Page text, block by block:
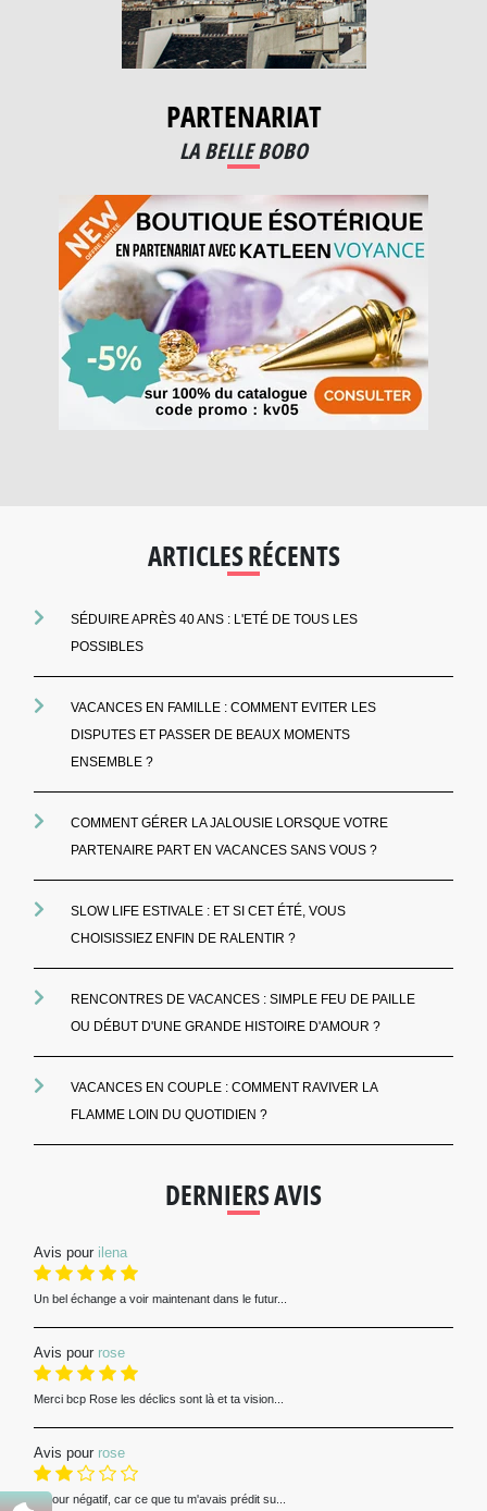
PARTENARIAT
LA BELLE BOBO
ARTICLES RÉCENTS
SÉDUIRE APRÈS 40 ANS : L'ETÉ DE TOUS LES
POSSIBLES
VACANCES EN FAMILLE : COMMENT EVITER LES
DISPUTES ET PASSER DE BEAUX MOMENTS
ENSEMBLE ?
COMMENT GÉRER LA JALOUSIE LORSQUE VOTRE
PARTENAIRE PART EN VACANCES SANS VOUS ?
SLOW LIFE ESTIVALE : ET SI CET ÉTÉ, VOUS
CHOISISSIEZ ENFIN DE RALENTIR ?
RENCONTRES DE VACANCES : SIMPLE FEU DE PAILLE
OU DÉBUT D'UNE GRANDE HISTOIRE D'AMOUR ?
VACANCES EN COUPLE : COMMENT RAVIVER LA
FLAMME LOIN DU QUOTIDIEN ?
DERNIERS AVIS
Avis pour ilena
Un bel échange a voir maintenant dans le futur...
Avis pour rose
Merci bcp Rose les déclics sont là et ta vision...
Avis pour rose
Retour négatif, car ce que tu m'avais prédit su...